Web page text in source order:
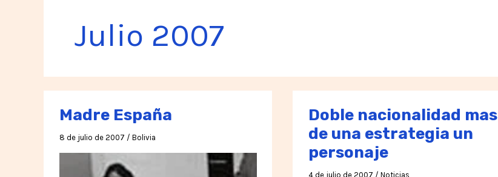
Julio 2007
Madre España
8 de julio de 2007 / Bolivia
Doble nacionalidad mas
de una estrategia un
personaje
4 de julio de 2007 / Noticias